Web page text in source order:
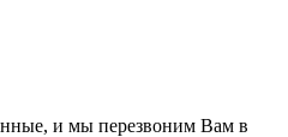
и мы перезвоним Вам в